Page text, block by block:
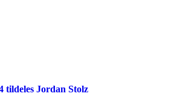
tildeles Jordan Stolz